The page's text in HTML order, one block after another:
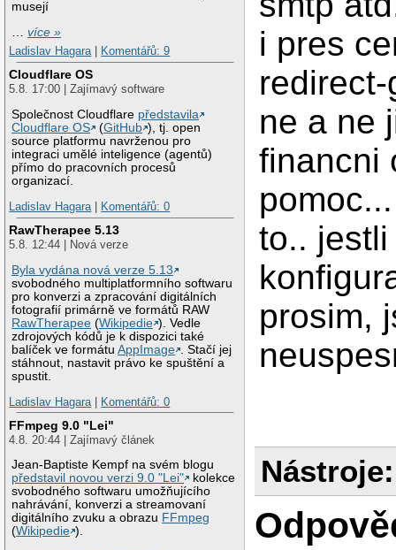
musejí
…více »
Ladislav Hagara| Komentářů: 9
Cloudflare OS
5.8. 17:00 | Zajímavý software
Společnost Cloudflare představila
Cloudflare OS
(GitHub ), tj. open
source platformu navrženou pro
integraci umělé inteligence (agentů)
přímo do pracovních procesů
organizací.
Ladislav Hagara| Komentářů: 0
RawTherapee 5.13
5.8. 12:44 | Nová verze
Byla vydána nová verze 5.13
svobodného multiplatformního softwaru
pro konverzi a zpracování digitálních
fotografií primárně ve formátů RAW
RawTherapee (Wikipedie ). Vedle
zdrojových kódů je k dispozici také
balíček ve formátuAppImage
. Stačí jej
stáhnout, nastavit právo ke spuštění a
spustit.
Ladislav Hagara| Komentářů: 0
FFmpeg 9.0 "Lei"
4.8. 20:44 | Zajímavý článek
Jean-Baptiste Kempf na svém blogu
představil novou verzi 9.0 "Lei"
kolekce
svobodného softwaru umožňujícího
nahrávání, konverzi a streamovaní
digitálního zvuku a obrazu FFmpeg
(Wikipedie ).
i pres
ne a ne
financni
to..
prosim,
Nástroje: